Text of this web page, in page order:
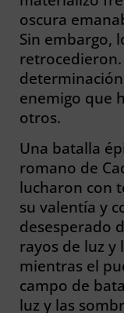
oscura
Sin embargo,
enemigo que
otros.
Una batalla
romano de
lucharon con
su valentía y
desesperado
rayos de luz y
mientras el
campo de
luz y las